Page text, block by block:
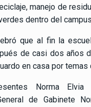
manejo de
dentro del
que al fin la
de casi dos años
en casa por temas
Norma Elvia
de Gabinete